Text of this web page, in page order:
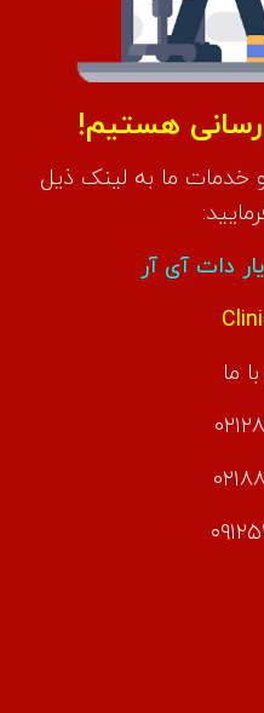
رسانی هستیم!
خدمات ما به لینک ذیل
دات آی آر
ما